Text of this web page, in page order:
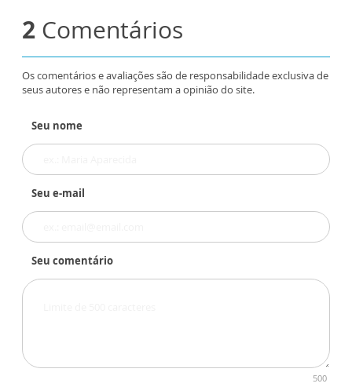
2 Comentários
Os comentários e avaliações são de responsabilidade exclusiva de
seus autores e não representam a opinião do site.
Seu nome
Seu e-mail
Seu comentário
500